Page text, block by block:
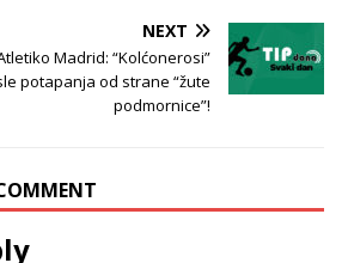
NEXT
Madrid: “Kolćonerosi”
potapanja od strane “žute
podmornice”!